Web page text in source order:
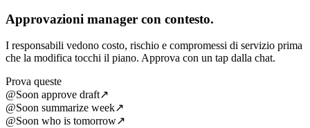
Approvazioni manager con contesto.
I responsabili vedono costo, rischio e compromessi di servizio prima
che la modifica tocchi il piano. Approva con un tap dalla chat.
Prova queste
@Soon approve draft↗
@Soon summarize week↗
@Soon who is tomorrow↗